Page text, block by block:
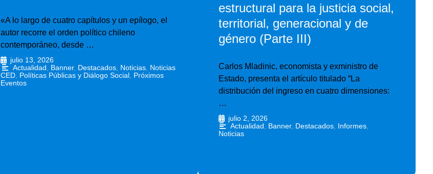
«A lo largo de cuatro capítulos y un epílogo, el
autor recorre el orden político chileno
contemporáneo, desde …
julio 13, 2026
Actualidad Banner, Destacados, Noticias, Noticias
CED Políticas Públicas y Diálogo Social Próximos
Eventos
estructural para la justicia social,
territorial, generacional y de
género (Parte III)
Carlos Mladinic, economista y exministro de
Estado, presenta el artículo titulado “La
distribución del ingreso en cuatro dimensiones:
…
julio 2, 2026
Actualidad Banner, Destacados Informes
Noticias